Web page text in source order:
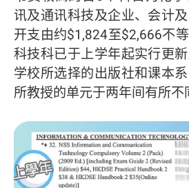
讯及通讯科技及企业、会计
开支由约$1,824至$2,666不
科技科已于上学年起实行更
学校所选择的出版社和课本
所教授的单元于两年间有所不